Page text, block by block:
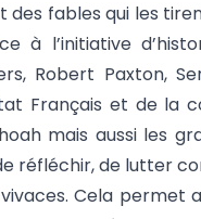
des fables qui les
à l’initiative
Robert Paxton,
Français et de la
mais aussi les
réfléchir, de lutter
Cela permet